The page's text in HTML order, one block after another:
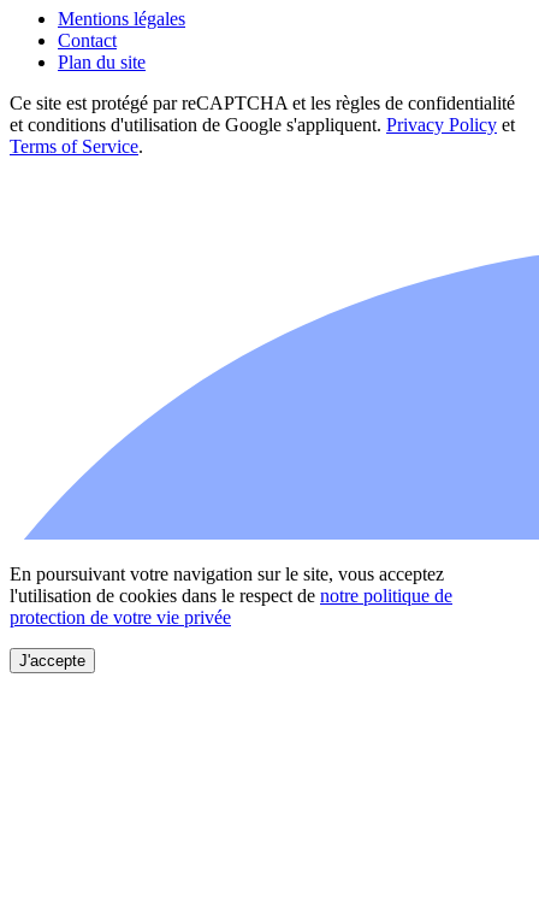
Mentions légales
Contact
Plan du site
Ce site est protégé par reCAPTCHA et les règles de confidentialité
et conditions d'utilisation de Google s'appliquent. Privacy Policy et
Terms of Service.
En poursuivant votre navigation sur le site, vous acceptez
l'utilisation de cookies dans le respect de notre politique de
protection de votre vie privée
J'accepte